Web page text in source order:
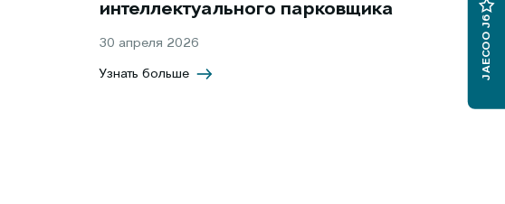
JAECOO J6
интеллектуального парковщика
30 апреля 2026
Узнать больше